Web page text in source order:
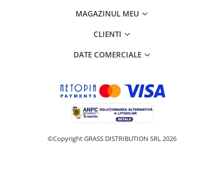
MAGAZINUL MEU
CLIENTI
DATE COMERCIALE
©Copyright GRASS DISTRIBUTION SRL 2026